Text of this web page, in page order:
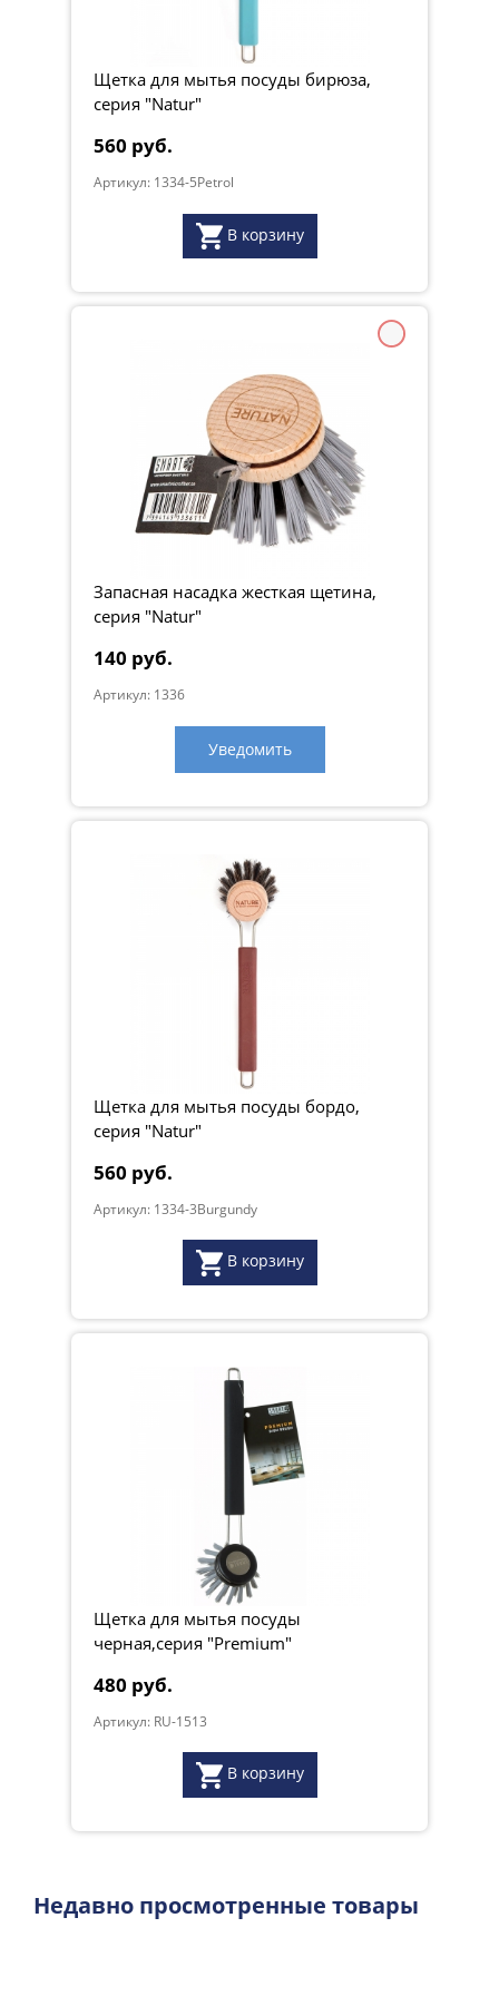
Дизайнер: Mattias Mikaelsson, Sverige. EU des Patent.
Щетка для мытья посуды бирюза,
серия "Natur"
560 руб.
Артикул: 1334-5Petrol
В корзину
Запасная насадка жесткая щетина,
серия "Natur"
140 руб.
Артикул: 1336
Уведомить
Щетка для мытья посуды бордо,
серия "Natur"
560 руб.
Артикул: 1334-3Burgundy
В корзину
Щетка для мытья посуды
черная,серия "Premium"
480 руб.
Артикул: RU-1513
В корзину
Недавно просмотренные товары